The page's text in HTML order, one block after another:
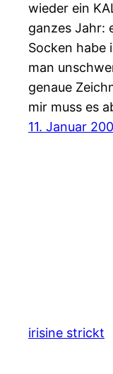
wieder ein
ganzes Jahr:
Socken habe
man
genaue
mir muss es
11. Januar
irisine strickt